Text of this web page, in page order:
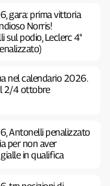
gara: prima vittoria
Norris!
sul podio, Leclerc 4°
nel calendario 2026.
2/4 ottobre
Antonelli penalizzato
per non aver
in qualifica